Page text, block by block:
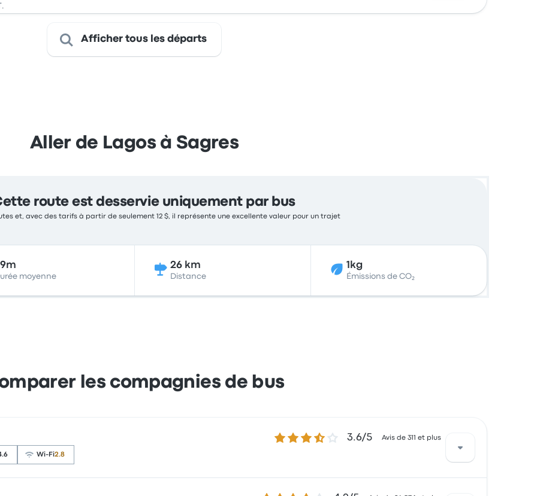
Afficher tous les départs
Aller de Lagos à Sagres
route est desservie uniquement par bus
et, avec des tarifs à partir de seulement 12 $, il représente une excellente valeur pour un trajet
moyenne
26 km
Distance
1kg
Émissions de CO₂
les compagnies de bus
3.6 sur 5 étoiles 3.6/5 Avis de 311 et plus
Wi-Fi2.8